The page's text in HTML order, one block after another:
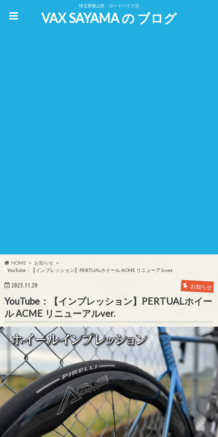
埼玉県狭山市 ロードバイク店
VAX SAYAMA の ブログ
HOME
お知らせ
YouTube：【インプレッション】PERTUALホイール ACME リニューアルver.
2025.11.29 お知らせ
YouTube：【インプレッション】PERTUALホイー
ル ACME リニューアルver.